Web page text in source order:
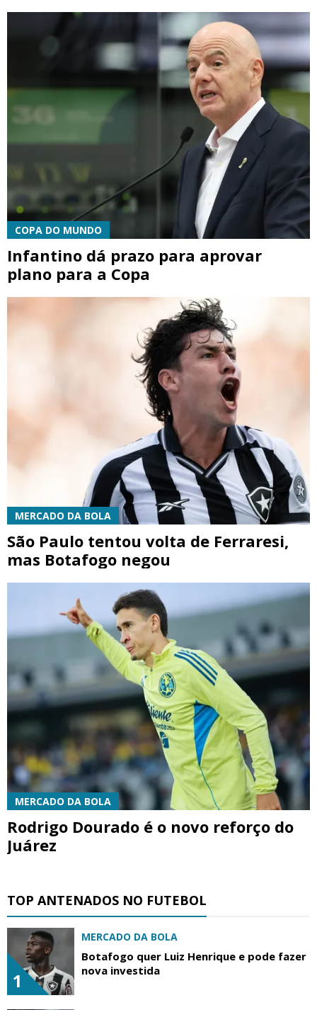
COPA DO MUNDO
Infantino dá prazo para aprovar
plano para a Copa
MERCADO DA BOLA
São Paulo tentou volta de Ferraresi,
mas Botafogo negou
MERCADO DA BOLA
Rodrigo Dourado é o novo reforço do
Juárez
TOP ANTENADOS NO FUTEBOL
1
MERCADO DA BOLA
Botafogo quer Luiz Henrique e pode fazer
nova investida